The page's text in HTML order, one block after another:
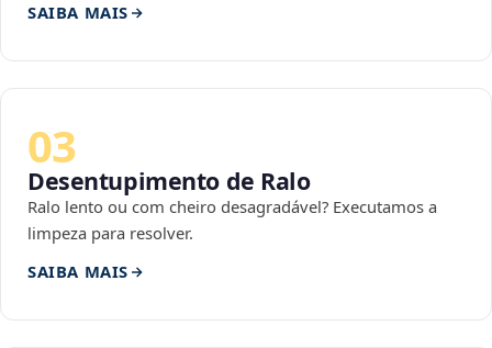
SAIBA MAIS
03
Desentupimento de Ralo
Ralo lento ou com cheiro desagradável? Executamos a
limpeza para resolver.
SAIBA MAIS